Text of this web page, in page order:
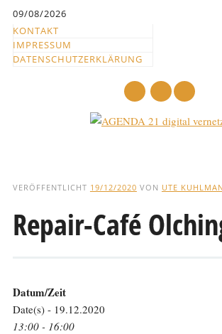
springen
09/08/2026
KONTAKT
IMPRESSUM
DATENSCHUTZERKLÄRUNG
und
Text
VERÖFFENTLICHT 19/12/2020 VON UTE
Repair-Café
Datum/Zeit
Date(s) - 19.12.2020
13:00 - 16:00